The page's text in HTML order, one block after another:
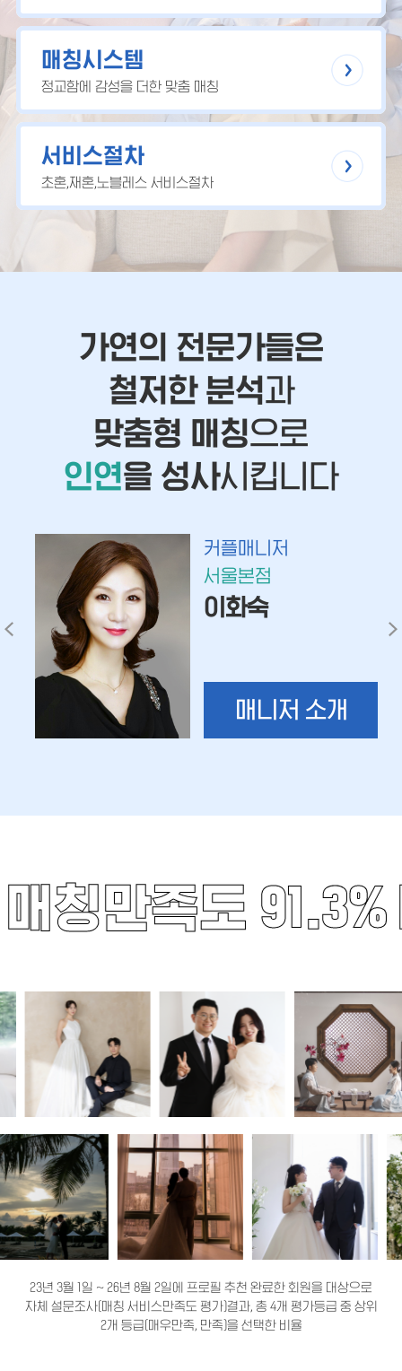
매칭시스템
정교함에 감성을 더한 맞춤 매칭
서비스절차
초혼,재혼,노블레스 서비스절차
가연의 전문가들은
철저한 분석과
맞춤형 매칭으로
인연을 성사시킵니다
커플매니저
서울본점
이화숙
매니저 소개
매칭만족도 91.3%
23년 3월 1일 ~ 26년 8월 2일에 프로필 추천 완료한 회원을 대상으로
자체 설문조사(매칭 서비스만족도 평가)결과, 총 4개 평가등급 중 상위
2개 등급(매우만족, 만족)을 선택한 비율